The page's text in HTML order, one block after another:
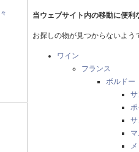
当ウェブサイト内の移動に便利
お探しの物が見つからないよう
ワイン
フランス
ボルドー
サ
ポ
サ